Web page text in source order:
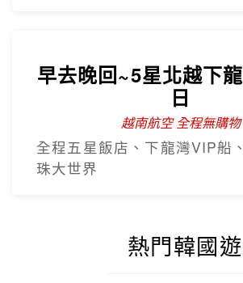
早去晚回~5星北越下
日
越南航空 全程無購物
全程五星飯店、下龍灣VIP船
珠大世界
熱門韓國遊